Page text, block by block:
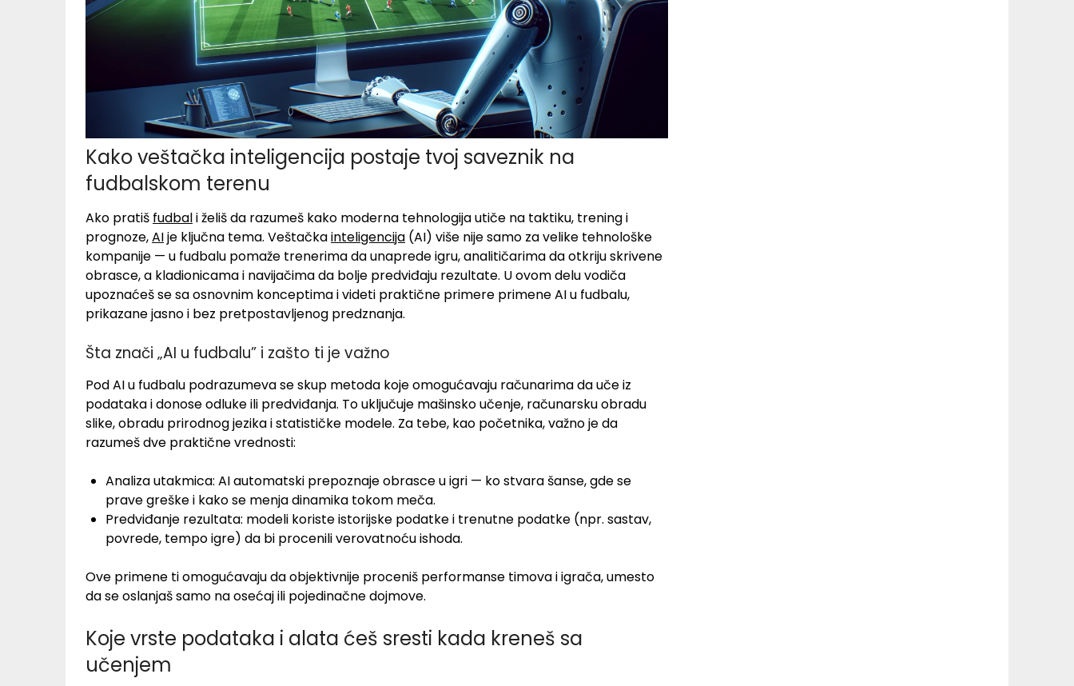
Kako veštačka inteligencija postaje tvoj saveznik na
fudbalskom terenu
Ako pratiš fudbali želiš da razumeš kako moderna tehnologija utiče na taktiku, trening i
prognoze,AIje ključna tema. Veštačkainteligencija (AI) više nije samo za velike tehnološke
kompanije — u fudbalu pomaže trenerima da unaprede igru, analitičarima da otkriju skrivene
obrasce, a kladionicama i navijačima da bolje predviđaju rezultate. U ovom delu vodiča
upoznaćeš se sa osnovnim konceptima i videti praktične primere primene AI u fudbalu,
prikazane jasno i bez pretpostavljenog predznanja.
Šta znači „AI u fudbalu” i zašto ti je važno
Pod AI u fudbalu podrazumeva se skup metoda koje omogućavaju računarima da uče iz
podataka i donose odluke ili predviđanja. To uključuje mašinsko učenje, računarsku obradu
slike, obradu prirodnog jezika i statističke modele. Za tebe, kao početnika, važno je da
razumeš dve praktične vrednosti:
Analiza utakmica: AI automatski prepoznaje obrasce u igri — ko stvara šanse, gde se
prave greške i kako se menja dinamika tokom meča.
Predviđanje rezultata: modeli koriste istorijske podatke i trenutne podatke (npr. sastav,
povrede, tempo igre) da bi procenili verovatnoću ishoda.
Ove primene ti omogućavaju da objektivnije proceniš performanse timova i igrača, umesto
da se oslanjaš samo na osećaj ili pojedinačne dojmove.
Koje vrste podataka i alata ćeš sresti kada kreneš sa
učenjem